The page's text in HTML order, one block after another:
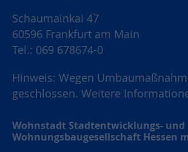
Schaumainkai 47
60596 Frankfurt am Main
Tel.: 069 678674-0
Hinweis: Wegen
geschlossen. Weitere
Wohnstadt Stadtentwicklungs- und
Wohnungsbaugesellschaft Hessen